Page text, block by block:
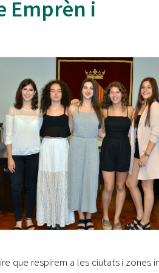
Ètica i Integritat
Accés a Informació Pública
Dades Obertes
Catàleg de Serveis i
Equipaments
Mercats Municipals
Webs Municipals
Emprèn i
que respirem a les ciutats i zones